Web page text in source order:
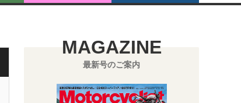
MAGAZINE
最新号のご案内